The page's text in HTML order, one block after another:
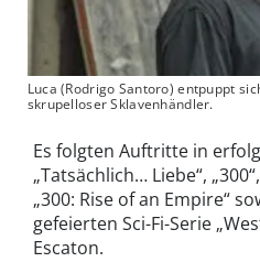
Luca (Rodrigo Santoro) entpuppt
skrupelloser Sklavenhändler.
Es folgten Auftritte in
„Tatsächlich… Liebe“,
„300: Rise of an Empire“
gefeierten Sci-Fi-Serie
Escaton.